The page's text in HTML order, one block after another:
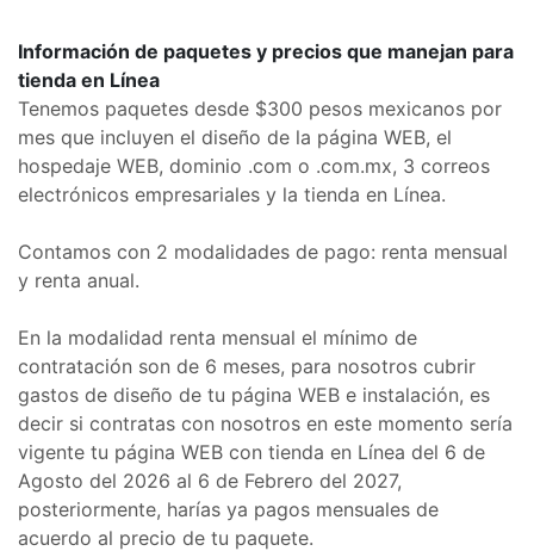
Información de paquetes y precios que manejan para
tienda en Línea
Tenemos paquetes desde $300 pesos mexicanos por
mes que incluyen el diseño de la página WEB, el
hospedaje WEB, dominio .com o .com.mx, 3 correos
electrónicos empresariales y la tienda en Línea.
Contamos con 2 modalidades de pago: renta mensual
y renta anual.
En la modalidad renta mensual el mínimo de
contratación son de 6 meses, para nosotros cubrir
gastos de diseño de tu página WEB e instalación, es
decir si contratas con nosotros en este momento sería
vigente tu página WEB con tienda en Línea del 6 de
Agosto del 2026 al 6 de Febrero del 2027,
posteriormente, harías ya pagos mensuales de
acuerdo al precio de tu paquete.